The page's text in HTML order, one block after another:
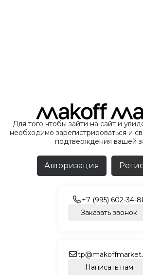
Для того чтобы зайти на сайт и
необходимо зарегистрироваться и
подтверждения вашей
Авторизация
+7 (995) 602-34-
Заказать звонок
Написать нам